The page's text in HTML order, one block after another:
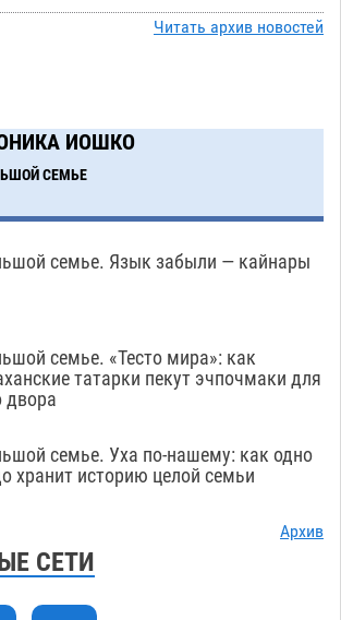
попал под колеса авто в Астрахани
следком помог подростку
за честный труд
446
крупно проиграли пермякам
08.08 415
диаспоры в Астрахани
молодого лихача с улицы
08.08
проведут день в режиме
Читать архив новостей
ИОШКО
СЕМЬЕ
семье. Язык забыли — кайнары
семье. «Тесто мира»: как
татарки пекут эчпочмаки для
двора
семье. Уха по-нашему: как одно
хранит историю целой семьи
Архив
СЕТИ